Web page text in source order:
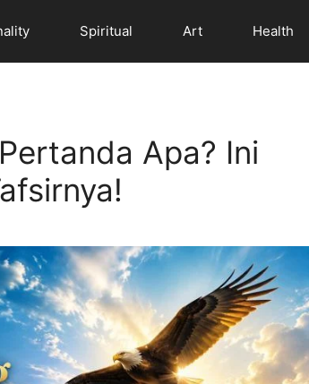
Spiritual Art Health
Apa? Ini